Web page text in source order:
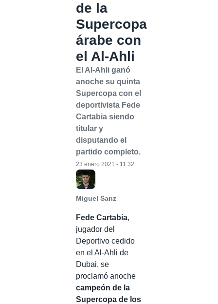
de la
Supercopa
árabe con
el Al-Ahli
El Al-Ahli ganó
anoche su quinta
Supercopa con el
deportivista Fede
Cartabia siendo
titular y
disputando el
partido completo.
Miguel Sanz
23 enero 2021 - 11:32
Fede Cartabia,
jugador del
Deportivo cedido
en el Al-Ahli de
Dubai, se
proclamó anoche
campeón de la
Supercopa de los